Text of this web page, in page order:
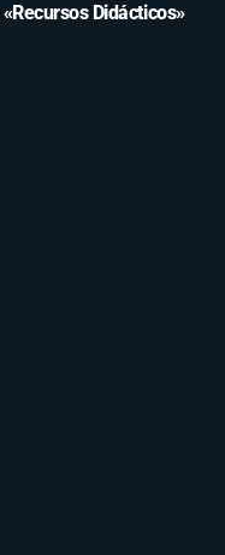
«Recursos Didácticos»